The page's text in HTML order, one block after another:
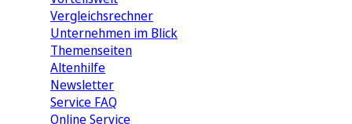
Vergleichsrechner
Unternehmen im Blick
Themenseiten
Altenhilfe
Newsletter
Service FAQ
Online Service